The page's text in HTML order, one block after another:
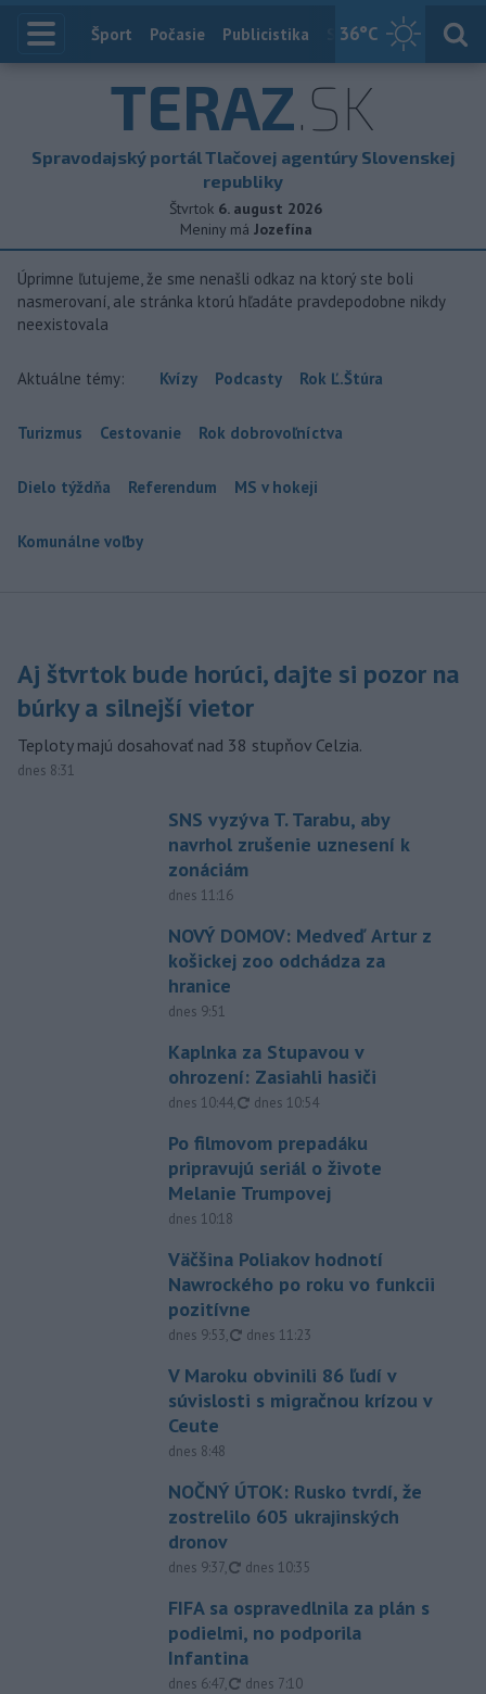
36°C
Index
Šport Počasie Publicistika Slovensko
TERAZ.SK
Spravodajský portál Tlačovej agentúry Slovenskej
republiky
Štvrtok 6. august 2026
Meniny má Jozefína
Úprimne ľutujeme, že sme nenašli odkaz na ktorý ste boli
nasmerovaní, ale stránka ktorú hľadáte pravdepodobne nikdy
neexistovala
Aktuálne témy: Kvízy Podcasty Rok Ľ.Štúra
Turizmus Cestovanie Rok dobrovoľníctva
Dielo týždňa Referendum MS v hokeji
Komunálne voľby
Aj štvrtok bude horúci, dajte si pozor na
búrky a silnejší vietor
Teploty majú dosahovať nad 38 stupňov Celzia.
dnes 8:31
SNS vyzýva T. Tarabu, aby
navrhol zrušenie uznesení k
zonáciám
dnes 11:16
NOVÝ DOMOV: Medveď Artur z
košickej zoo odchádza za
hranice
dnes 9:51
Kaplnka za Stupavou v
ohrození: Zasiahli hasiči
dnes 10:44, aktualizované
dnes 10:54
Po filmovom prepadáku
pripravujú seriál o živote
Melanie Trumpovej
dnes 10:18
Väčšina Poliakov hodnotí
Nawrockého po roku vo funkcii
pozitívne
dnes 9:53, aktualizované
dnes 11:23
V Maroku obvinili 86 ľudí v
súvislosti s migračnou krízou v
Ceute
dnes 8:48
NOČNÝ ÚTOK: Rusko tvrdí, že
zostrelilo 605 ukrajinských
dronov
dnes 9:37, aktualizované
dnes 10:35
FIFA sa ospravedlnila za plán s
podielmi, no podporila
Infantina
dnes 6:47, aktualizované
dnes 7:10